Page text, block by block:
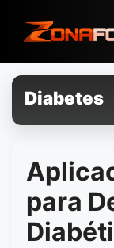
para
conteúdo
Diabetes
para